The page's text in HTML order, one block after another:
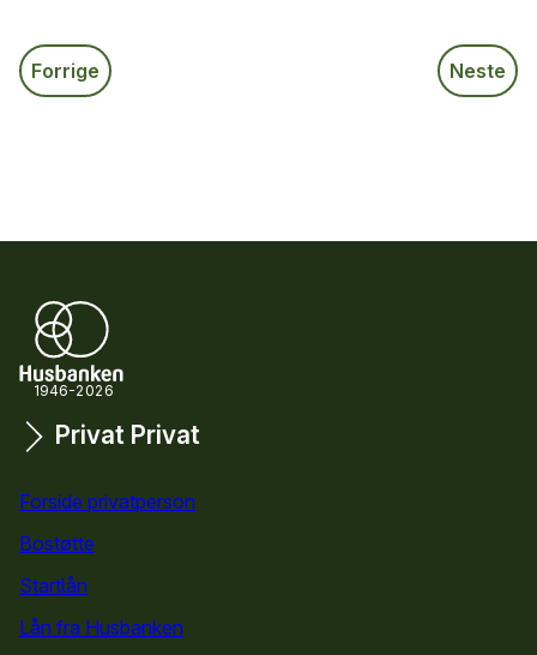
Forrige Neste
1946-2026
Snarveier
Privat Privat
Forside privatperson
Bostøtte
Startlån
Lån fra Husbanken